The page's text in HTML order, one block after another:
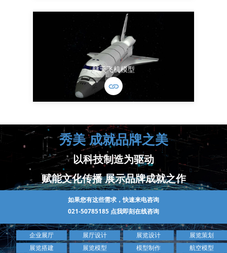
航天飞机模型
秀美 成就品牌之美
以科技制造为驱动
赋能文化传播 展示品牌成就之作
如果您有这些需求，快速来电咨询
021-50785185 点我即刻在线咨询
企业展厅 展厅设计 展览设计
展览策划
展览搭建
展览模型 模型制作
航空模型